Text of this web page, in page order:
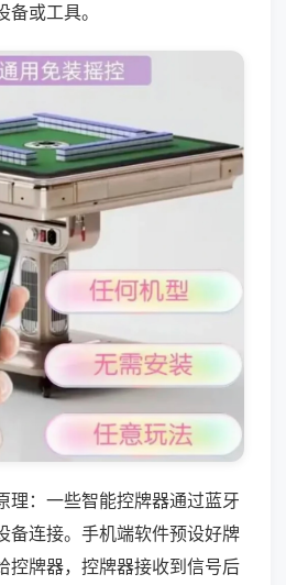
或工具。
理：一些智能控牌器通过蓝牙
备连接。手机端软件预设好牌
控牌器，控牌器接收到信号后